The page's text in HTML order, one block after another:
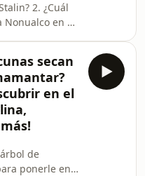
¿Cuál
en El
es
mundo?
los programas
secan
en el
de
ponerle en